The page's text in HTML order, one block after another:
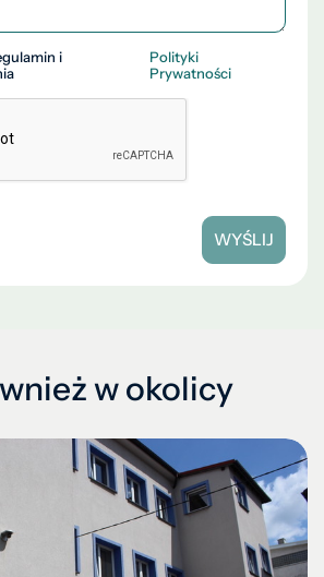
i
Polityki
Prywatności
WYŚLIJ
w okolicy